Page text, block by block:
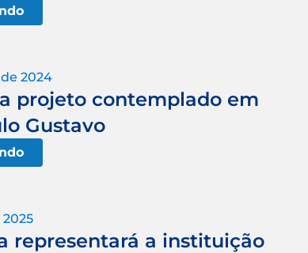
2024
projeto contemplado em
Gustavo
representará a instituição